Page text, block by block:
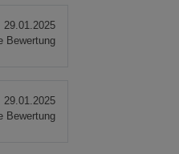
29.01.2025
Bewertung
29.01.2025
Bewertung